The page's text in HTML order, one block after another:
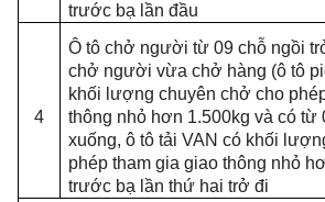
trước bạ lần đầu
4
Ô tô chở người từ 09 chỗ ngồi
chở người vừa chở hàng (ô tô
khối lượng chuyên chở cho
thông nhỏ hơn 1.500kg và có từ
xuống, ô tô tải VAN có khối
phép tham gia giao thông nhỏ
trước bạ lần thứ hai trở đi